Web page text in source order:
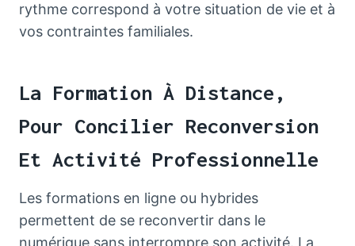
rythme correspond à votre situation de vie et à
vos contraintes familiales.
La Formation À Distance,
Pour Concilier Reconversion
Et Activité Professionnelle
Les formations en ligne ou hybrides
permettent de se reconvertir dans le